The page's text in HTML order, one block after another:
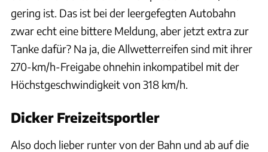
gering ist. Das ist bei der leergefegten Autobahn
zwar echt eine bittere Meldung, aber jetzt extra zur
Tanke dafür? Na ja, die Allwetterreifen sind mit ihrer
270-km/h-Freigabe ohnehin inkompatibel mit der
Höchstgeschwindigkeit von 318 km/h.
Dicker Freizeitsportler
Also doch lieber runter von der Bahn und ab auf die